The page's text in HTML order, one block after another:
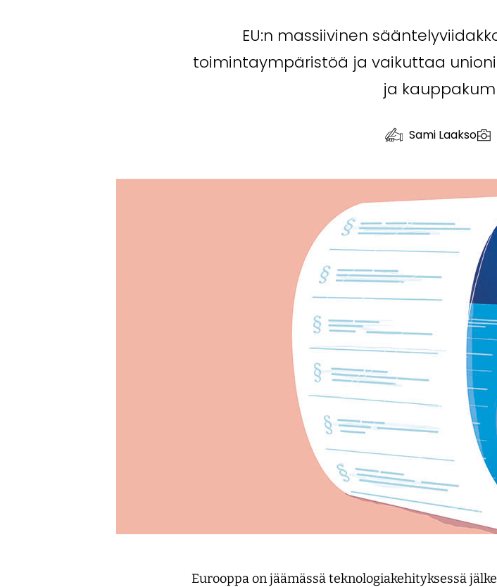
EU:n massiivinen
toimintaympäristöä ja vaikuttaa
ja
Sami Laakso
Eurooppa on jäämässä teknologiakehityksessä